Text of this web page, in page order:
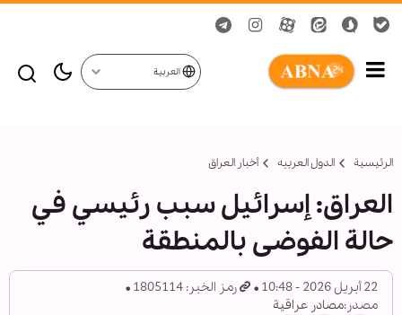
العربية
الرئيسية الدول العربیه أخبار العراق
العراق: إسرائيل سبب رئيسي في
حالة الفوضى بالمنطقة
22 أبريل 2026 - 10:48
رمز الخبر: 1805114
مصدر:مصادر عراقية